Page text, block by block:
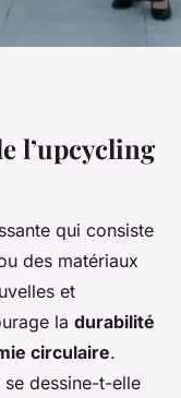
l’upcycling
qui consiste
des matériaux
et
la durabilité
circulaire.
se dessine-t-elle